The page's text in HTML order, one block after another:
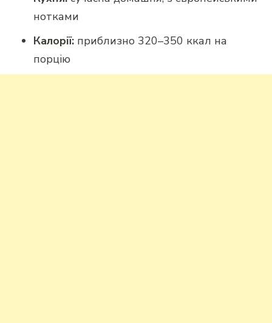
нотками
Калорії: приблизно 320–350 ккал на
порцію